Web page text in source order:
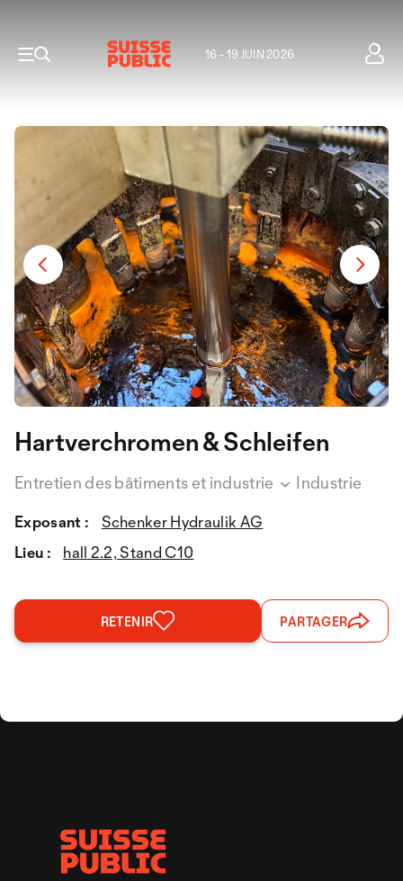
16 - 19 JUIN 2026
Hartverchromen & Schleifen
Entretien des bâtiments et industrie Industrie
Exposant :
Schenker Hydraulik AG
Lieu :
hall 2.2, Stand C10
RETENIR PARTAGER